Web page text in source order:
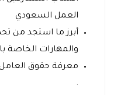
العمل السعودي
أبرز ما استجد من
والمهارات الخاصة
معرفة حقوق
.